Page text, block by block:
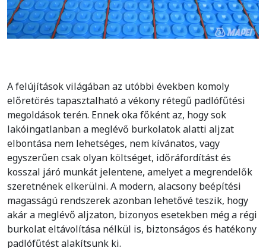
A felújítások világában az utóbbi években komoly
előretörés tapasztalható a vékony rétegű padlófűtési
megoldások terén. Ennek oka főként az, hogy sok
lakóingatlanban a meglévő burkolatok alatti aljzat
elbontása nem lehetséges, nem kívánatos, vagy
egyszerűen csak olyan költséget, időráfordítást és
kosszal járó munkát jelentene, amelyet a megrendelők
szeretnének elkerülni. A modern, alacsony beépítési
magasságú rendszerek azonban lehetővé teszik, hogy
akár a meglévő aljzaton, bizonyos esetekben még a régi
burkolat eltávolítása nélkül is, biztonságos és hatékony
padlófűtést alakítsunk ki.